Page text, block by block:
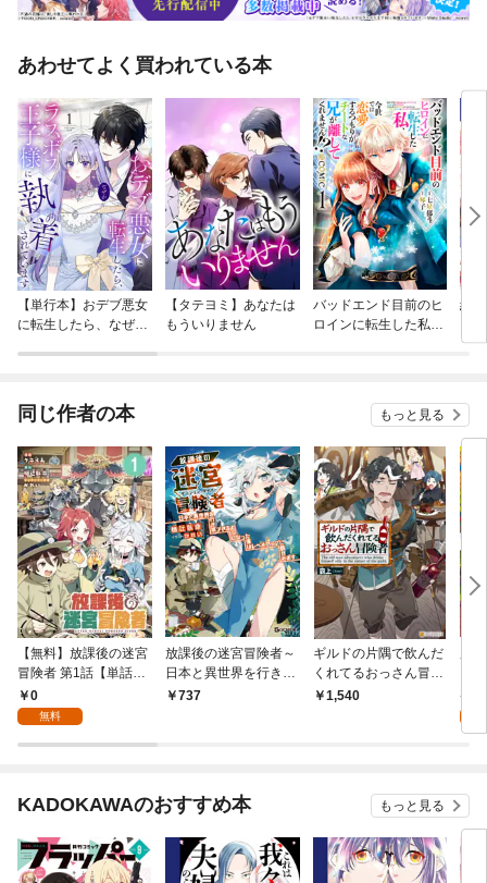
あわせてよく買われている本
【単行本】おデブ悪女
に転生したら、なぜか
【タテヨミ】あなたは
もういりません
バッドエンド目前のヒ
ロインに転生した私、
結
同じ作者の本 もっと見る
【無料】放課後の迷宮
冒険者 第1話【単話
版】
0
無料
放課後の迷宮冒険者～
日本と異世界を行き来
できるようになった僕
737
ギルドの片隅で飲んだ
くれてるおっさん冒険
者1,540
KADOKAWAのおすすめ本 もっと見る